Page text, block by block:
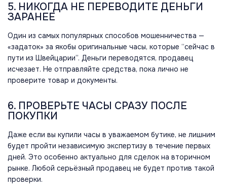
5. НИКОГДА НЕ ПЕРЕВОДИТЕ ДЕНЬГИ
ЗАРАНЕЕ
Один из самых популярных способов мошенничества —
«задаток» за якобы оригинальные часы, которые “сейчас в
пути из Швейцарии”. Деньги переводятся, продавец
исчезает. Не отправляйте средства, пока лично не
проверите товар и документы.
6. ПРОВЕРЬТЕ ЧАСЫ СРАЗУ ПОСЛЕ
ПОКУПКИ
Даже если вы купили часы в уважаемом бутике, не лишним
будет пройти независимую экспертизу в течение первых
дней. Это особенно актуально для сделок на вторичном
рынке. Любой серьёзный продавец не будет против такой
проверки.